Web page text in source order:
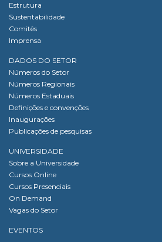
Estrutura
Sustentabilidade
Comitês
Imprensa
DADOS DO SETOR
Números do Setor
Números Regionais
Números Estaduais
Definições e convenções
Inaugurações
Publicações de pesquisas
UNIVERSIDADE
Sobre a Universidade
Cursos Online
Cursos Presenciais
On Demand
Vagas do Setor
EVENTOS